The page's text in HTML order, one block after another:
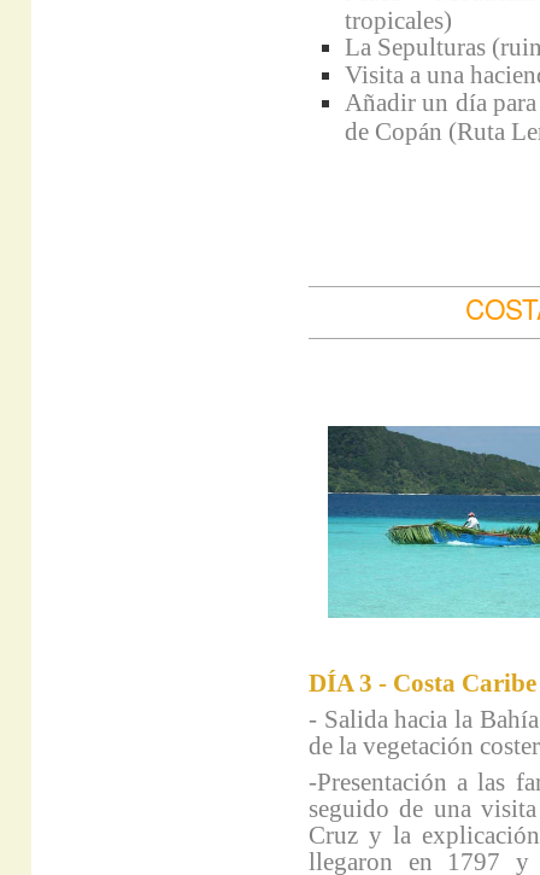
tropicales)
La Sepulturas
Visita a una
Añadir un día
de Copán (Ruta
DÍA 3 - Costa
- Salida hacia la
de la vegetación
-Presentación a las
seguido de una
Cruz y la
llegaron en 1797 y